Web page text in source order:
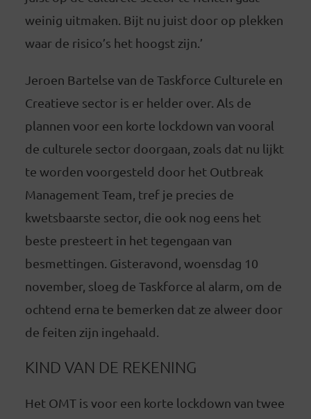
weinig uitmaken. Bijt nu juist door op plekken
waar de risico’s het hoogst zijn.’
Jeroen Bartelse van de Taskforce Culturele en
Creatieve sector is er helder over. Als de
plannen voor een korte lockdown van vooral
de culturele sector doorgaan, zoals dat nu lijkt
te worden voorgesteld door het Outbreak
Management Team, tref je precies de
kwetsbaarste sector, die ook nog eens het
beste presteert in het tegengaan van
besmettingen. Gisteravond, woensdag 10
november, sloeg de Taskforce al alarm, om de
ochtend erna te bemerken dat ze alweer door
de feiten zijn ingehaald.
KIND VAN DE REKENING
Het OMT is voor een korte lockdown van twee